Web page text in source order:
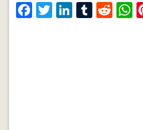
Facebook
Twitter
LinkedIn
Tumblr